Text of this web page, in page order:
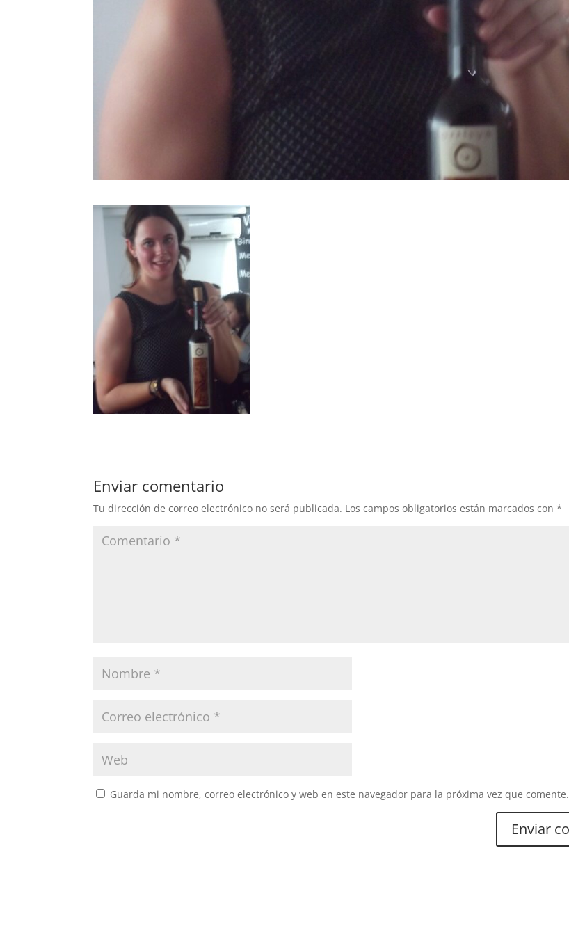
Enviar comentario
Tu dirección de correo electrónico no será publicada. Los campos obligatorios están marcados con*
Guarda mi nombre, correo electrónico y web en este navegador para la próxima vez que comente.